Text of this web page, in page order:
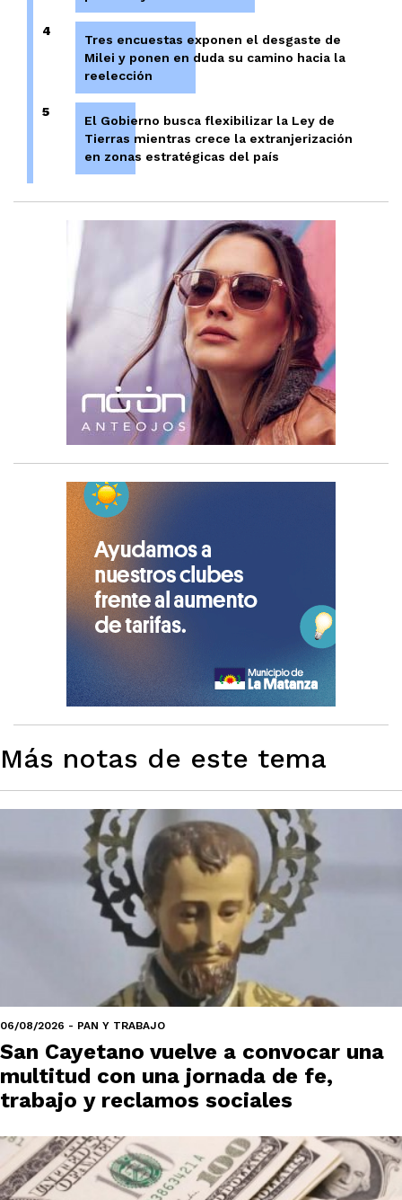
4
Tres encuestas exponen el desgaste de
Milei y ponen en duda su camino hacia la
reelección
5
El Gobierno busca flexibilizar la Ley de
Tierras mientras crece la extranjerización
en zonas estratégicas del país
Más notas de este tema
06/08/2026 - PAN Y TRABAJO
San Cayetano vuelve a convocar una
multitud con una jornada de fe,
trabajo y reclamos sociales